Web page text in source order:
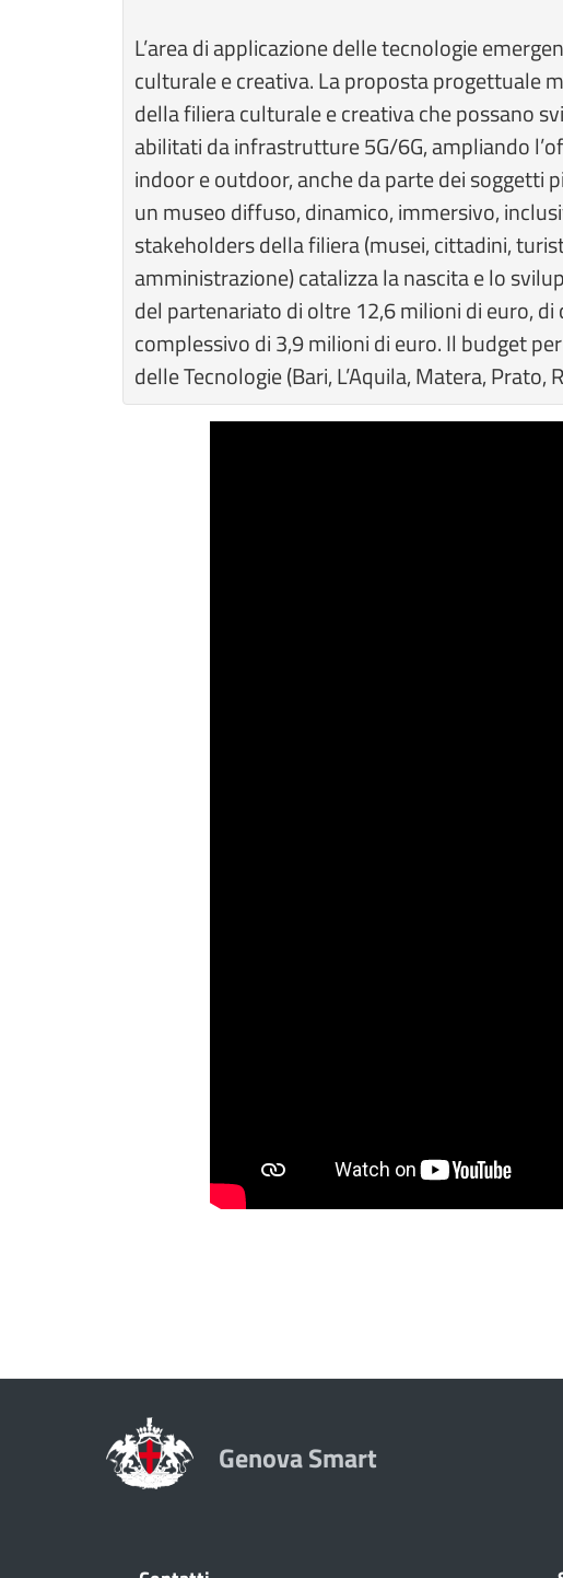
L’area di applicazione delle tecnologie
culturale e creativa. La proposta progettuale
della filiera culturale e creativa che possano
abilitati da infrastrutture 5G/6G, ampliando
indoor e outdoor, anche da parte dei soggetti
un museo diffuso, dinamico, immersivo,
stakeholders della filiera (musei, cittadini,
amministrazione) catalizza la nascita e lo
del partenariato di oltre 12,6 milioni di euro,
complessivo di 3,9 milioni di euro. Il budget
delle Tecnologie (Bari, L’Aquila, Matera, Prato,
Genova Smart